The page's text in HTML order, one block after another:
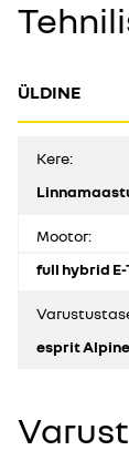
ÜLDINE
Kere:
Mootor:
full hybrid E-
esprit Alpine